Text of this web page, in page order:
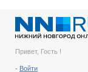
Привет, Гость !
- Войти